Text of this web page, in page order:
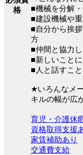
格
■機械を分解
■建設機械や
■自分から挨
方
■仲間と協力
■新しいこと
■人と話すこ
★いろんなメ
キルの幅が広
育児・介護休
資格取得支援
家賃補助あり
交通費支給